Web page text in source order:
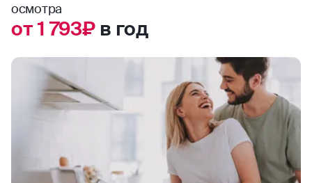
осмотра
от 1 793₽в год